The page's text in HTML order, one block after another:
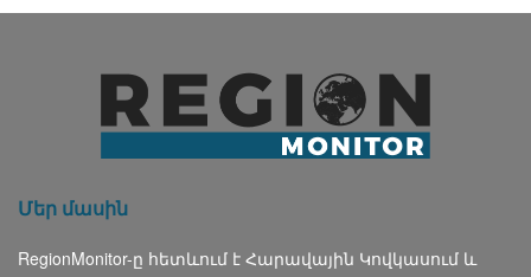
Մեր մասին
RegionMonitor-ը հետևում է Հարավային Կովկասում և